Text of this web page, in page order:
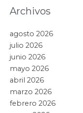
Archivos
agosto 2026
julio 2026
junio 2026
mayo 2026
abril 2026
marzo 2026
febrero 2026